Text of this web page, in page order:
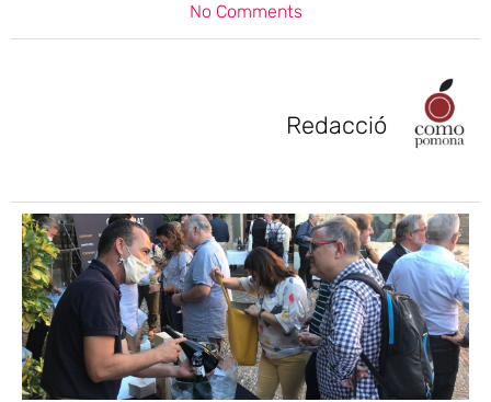
No Comments
Redacció